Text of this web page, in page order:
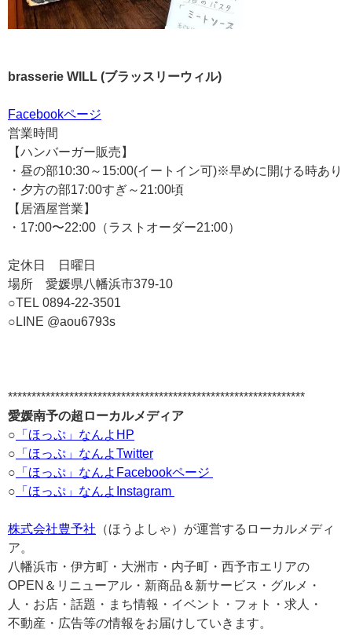
brasserie WILL (ブラッスリーウィル)
Facebookページ
営業時間
【ハンバーガー販売】
・昼の部10:30～15:00(イートイン可)※早めに開ける時あり
・夕方の部17:00すぎ～21:00頃
【居酒屋営業】
・17:00〜22:00（ラストオーダー21:00）
定休日 日曜日
場所 愛媛県八幡浜市379-10
○TEL 0894-22-3501
○LINE @aou6793s
***************************************************************
愛媛南予の超ローカルメディア
○ 「ほっぷ」なんよHP
○ 「ほっぷ」なんよTwitter
○ 「ほっぷ」なんよFacebookページ
○ 「ほっぷ」なんよInstagram
株式会社豊予社 （ほうよしゃ）が運営するローカルメディ
ア。
八幡浜市・伊方町・大洲市・内子町・西予市エリアの
OPEN＆リニューアル・新商品＆新サービス・グルメ・
人・お店・話題・まち情報・イベント・フォト・求人・
不動産・広告等の情報をお届けしていきます。